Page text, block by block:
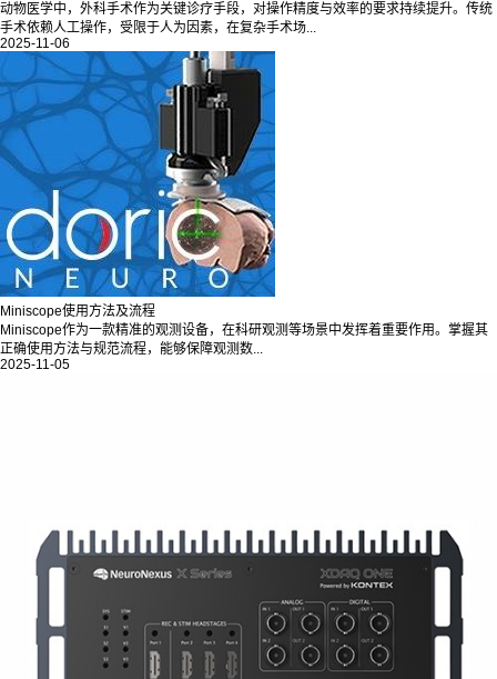
动物医学中，外科手术作为关键诊疗手段，对操作精度与效率的要求持续提升。传统
手术依赖人工操作，受限于人为因素，在复杂手术场...
2025-11-06
Miniscope使用方法及流程
Miniscope作为一款精准的观测设备，在科研观测等场景中发挥着重要作用。掌握其
正确使用方法与规范流程，能够保障观测数...
2025-11-05